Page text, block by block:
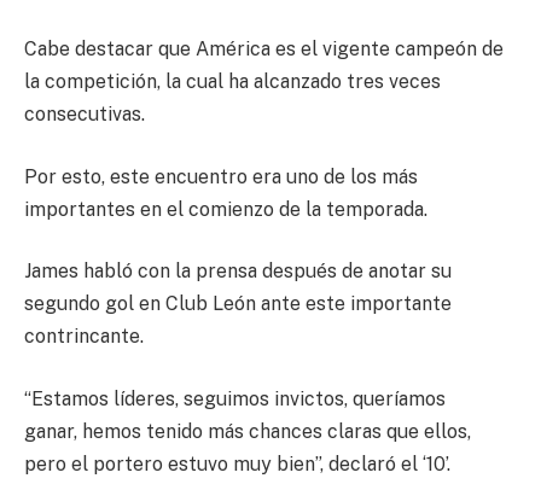
Cabe destacar que América es el vigente campeón de
la competición, la cual ha alcanzado tres veces
consecutivas.
Por esto, este encuentro era uno de los más
importantes en el comienzo de la temporada.
James habló con la prensa después de anotar su
segundo gol en Club León ante este importante
contrincante.
“Estamos líderes, seguimos invictos, queríamos
ganar, hemos tenido más chances claras que ellos,
pero el portero estuvo muy bien”, declaró el ‘10’.